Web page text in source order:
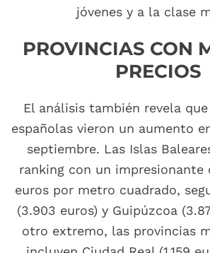
jóvenes y a la clase
PROVINCIAS CON
PRECIOS
El análisis también revela
españolas vieron un aumento
septiembre. Las Islas
ranking con un impresionante
euros por metro cuadrado,
(3.903 euros) y Guipúzcoa
otro extremo, las provincias